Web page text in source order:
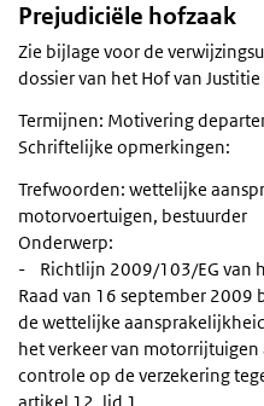
Prejudiciële hofzaak
Zie bijlage voor de
dossier van het Hof van
Termijnen: Motivering
Schriftelijke
Trefwoorden: wettelijke
motorvoertuigen, bestuurder
Onderwerp:
- Richtlijn 2009/103/EG van
Raad van 16 september 2009
de wettelijke
het verkeer van
controle op de verzekering
artikel 12, lid 1.